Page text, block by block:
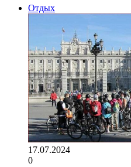
Отдых
17.07.2024
0